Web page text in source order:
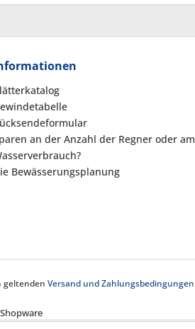
an der Anzahl der Regner oder am
Bewässerungsplanung
geltenden Versand und Zahlungsbedingungen